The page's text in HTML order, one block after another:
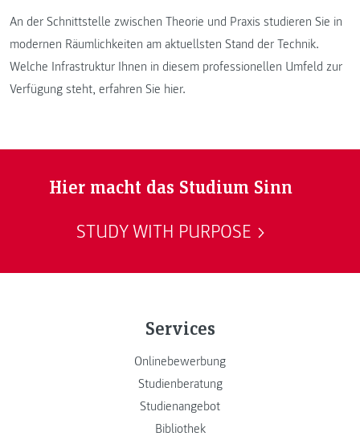
An der Schnittstelle zwischen Theorie und Praxis studieren Sie in
modernen Räumlichkeiten am aktuellsten Stand der Technik.
Welche Infrastruktur Ihnen in diesem professionellen Umfeld zur
Verfügung steht, erfahren Sie hier.
Hier macht das Studium Sinn
STUDY WITH PURPOSE
Services
Onlinebewerbung
Studienberatung
Studienangebot
Bibliothek